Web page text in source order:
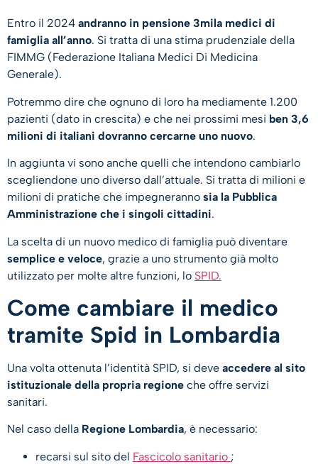
Entro il 2024 andranno in pensione 3mila medici di
famiglia all’anno. Si tratta di una stima prudenziale della
FIMMG (Federazione Italiana Medici Di Medicina
Generale).
Potremmo dire che ognuno di loro ha mediamente 1.200
pazienti (dato in crescita) e che nei prossimi mesi ben 3,6
milioni di italiani dovranno cercarne uno nuovo.
In aggiunta vi sono anche quelli che intendono cambiarlo
scegliendone uno diverso dall’attuale. Si tratta di milioni e
milioni di pratiche che impegneranno sia la Pubblica
Amministrazione che i singoli cittadini.
La scelta di un nuovo medico di famiglia può diventare
semplice e veloce, grazie a uno strumento già molto
utilizzato per molte altre funzioni, lo SPID.
Come cambiare il medico
tramite Spid in Lombardia
Una volta ottenuta l’identità SPID, si deve accedere al sito
istituzionale della propria regione che offre servizi
sanitari.
Nel caso della Regione Lombardia, è necessario:
recarsi sul sito del Fascicolo sanitario ;